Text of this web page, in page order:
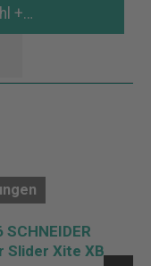
+…
SCHNEIDER
Slider Xite XB